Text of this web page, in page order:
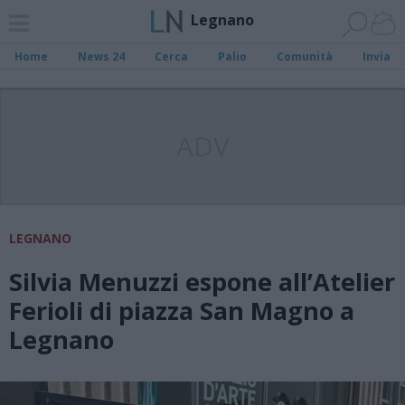
Legnano
Home News 24 Cerca Palio Comunità Invia
LEGNANO
Silvia Menuzzi espone all’Atelier
Ferioli di piazza San Magno a
Legnano